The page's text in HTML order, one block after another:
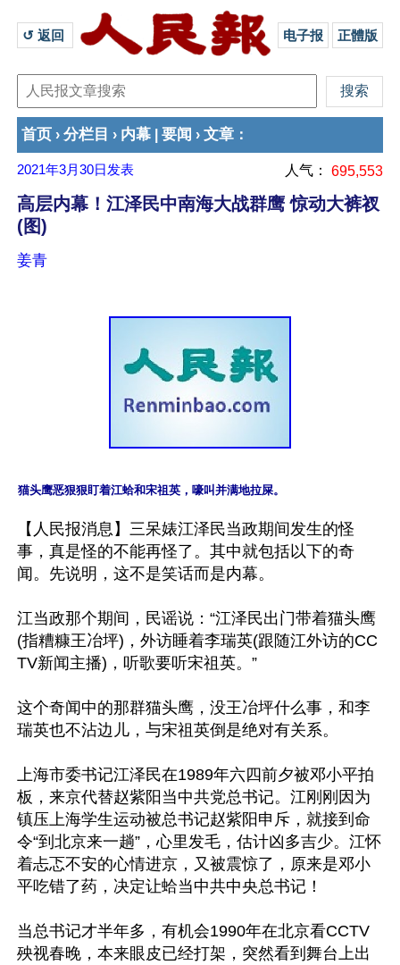
↺ 返回 电子报 正體版
首页 › 分栏目 › 内幕 要闻 › 文章 ：
2021年3月30日 发表 人气： 695,553
高层内幕！江泽民中南海大战群鹰 惊动大裤衩
(图)
姜青
猫头鹰恶狠狠盯着江蛤和宋祖英，嚎叫并满地拉屎。
【人民报消息】三呆婊江泽民当政期间发生的怪
事，真是怪的不能再怪了。其中就包括以下的奇
闻。先说明，这不是笑话而是内幕。
江当政那个期间，民谣说：“江泽民出门带着猫头鹰
(指糟糠王冶坪)，外访睡着李瑞英(跟随江外访的CC
TV新闻主播)，听歌要听宋祖英。”
这个奇闻中的那群猫头鹰，没王冶坪什么事，和李
瑞英也不沾边儿，与宋祖英倒是绝对有关系。
上海市委书记江泽民在1989年六四前夕被邓小平拍
板，来京代替赵紫阳当中共党总书记。江刚刚因为
镇压上海学生运动被总书记赵紫阳申斥，就接到命
令“到北京来一趟”，心里发毛，估计凶多吉少。江怀
着忐忑不安的心情进京，又被震惊了，原来是邓小
平吃错了药，决定让蛤当中共中央总书记！
当总书记才半年多，有机会1990年在北京看CCTV
殃视春晚，本来眼皮已经打架，突然看到舞台上出